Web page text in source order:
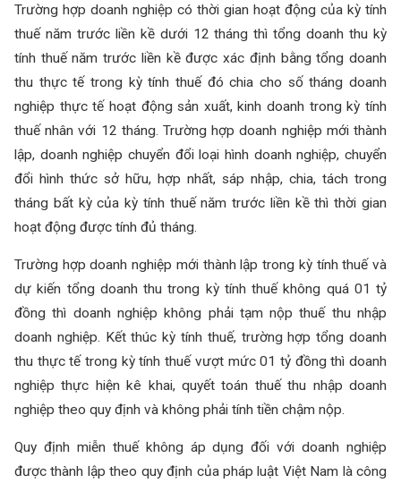
Trường hợp doanh nghiệp có thời gian hoạt động của kỳ tính
thuế năm trước liền kề dưới 12 tháng thì tổng doanh thu kỳ
tính thuế năm trước liền kề được xác định bằng tổng doanh
thu thực tế trong kỳ tính thuế đó chia cho số tháng doanh
nghiệp thực tế hoạt động sản xuất, kinh doanh trong kỳ tính
thuế nhân với 12 tháng. Trường hợp doanh nghiệp mới thành
lập, doanh nghiệp chuyển đổi loại hình doanh nghiệp, chuyển
đổi hình thức sở hữu, hợp nhất, sáp nhập, chia, tách trong
tháng bất kỳ của kỳ tính thuế năm trước liền kề thì thời gian
hoạt động được tính đủ tháng.
Trường hợp doanh nghiệp mới thành lập trong kỳ tính thuế và
dự kiến tổng doanh thu trong kỳ tính thuế không quá 01 tỷ
đồng thì doanh nghiệp không phải tạm nộp thuế thu nhập
doanh nghiệp. Kết thúc kỳ tính thuế, trường hợp tổng doanh
thu thực tế trong kỳ tính thuế vượt mức 01 tỷ đồng thì doanh
nghiệp thực hiện kê khai, quyết toán thuế thu nhập doanh
nghiệp theo quy định và không phải tính tiền chậm nộp.
Quy định miễn thuế không áp dụng đối với doanh nghiệp
được thành lập theo quy định của pháp luật Việt Nam là công